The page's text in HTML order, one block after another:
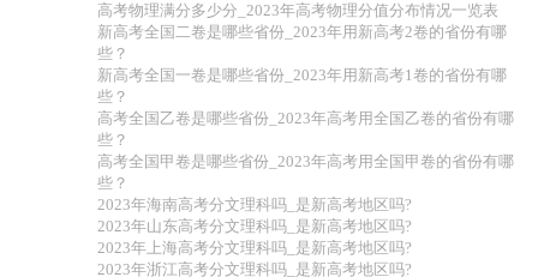
高考物理满分多少分_2023年高考物理分值分布情况一览表
新高考全国二卷是哪些省份_2023年用新高考2卷的省份有哪
些？
新高考全国一卷是哪些省份_2023年用新高考1卷的省份有哪
些？
高考全国乙卷是哪些省份_2023年高考用全国乙卷的省份有哪
些？
高考全国甲卷是哪些省份_2023年高考用全国甲卷的省份有哪
些？
2023年海南高考分文理科吗_是新高考地区吗?
2023年山东高考分文理科吗_是新高考地区吗?
2023年上海高考分文理科吗_是新高考地区吗?
2023年浙江高考分文理科吗_是新高考地区吗?